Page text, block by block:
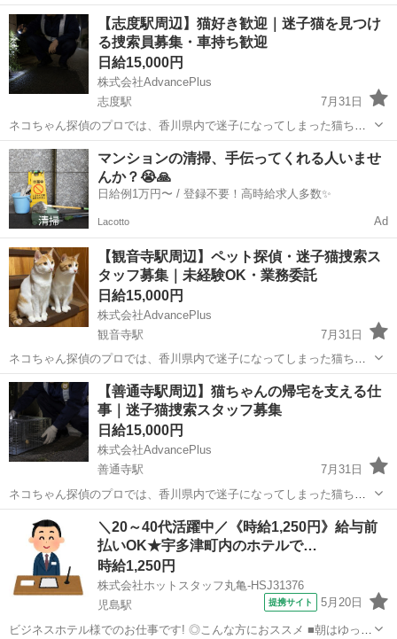
んを捜索する「捜索員」を募集しています。 現在、各地で迷子猫のご
相談が増えており、継続して動ける方を探しています。 猫ちゃんが突
然いなくなった飼い主様は、...
香川 三豊市 高瀬駅 その他 スタッフ
【志度駅周辺】猫好き歓迎｜迷子猫を見つけ
る捜索員募集・車持ち歓迎
日給15,000円
株式会社AdvancePlus
志度駅
7月31日
ネコちゃん探偵のプロでは、香川県内で迷子になってしまった猫ちゃ
んを捜索する「捜索員」を募集しています。 現在、各地で迷子猫のご
相談が増えており、継続して動ける方を探しています。 猫ちゃんが突
然いなくなった飼い主様は、...
香川 さぬき市 その他 ネコ
マンションの清掃、手伝ってくれる人いませ
んか？😭🙏
日給例1万円〜 / 登録不要！高時給求人多数✨
Lacotto Ad
【観音寺駅周辺】ペット探偵・迷子猫捜索ス
タッフ募集｜未経験OK・業務委託
日給15,000円
株式会社AdvancePlus
観音寺駅
7月31日
ネコちゃん探偵のプロでは、香川県内で迷子になってしまった猫ちゃ
んを捜索する「捜索員」を募集しています。 現在、各地で迷子猫のご
相談が増えており、継続して動ける方を探しています。 猫ちゃんが突
然いなくなった飼い主様は、...
香川 観音寺市 観音寺駅 その他 スタッフ
【善通寺駅周辺】猫ちゃんの帰宅を支える仕
事｜迷子猫捜索スタッフ募集
日給15,000円
株式会社AdvancePlus
善通寺駅
7月31日
ネコちゃん探偵のプロでは、香川県内で迷子になってしまった猫ちゃ
んを捜索する「捜索員」を募集しています。 現在、各地で迷子猫のご
相談が増えており、継続して動ける方を探しています。 猫ちゃんが突
然いなくなった飼い主様は、...
香川 善通寺駅 その他 スタッフ
＼20～40代活躍中／《時給1,250円》給与前
払いOK★宇多津町内のホテルで…
時給1,250円
株式会社ホットスタッフ丸亀-HSJ31376
児島駅
提携サイト 5月20日
ビジネスホテル様でのお仕事です! ◎こんな方におススメ ■朝はゆっく